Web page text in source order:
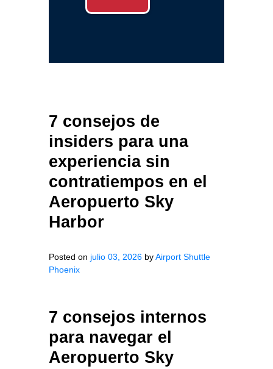
7 consejos de
insiders para una
experiencia sin
contratiempos en el
Aeropuerto Sky
Harbor
Posted on julio 03, 2026 byAirport Shuttle
Phoenix
7 consejos internos
para navegar el
Aeropuerto Sky